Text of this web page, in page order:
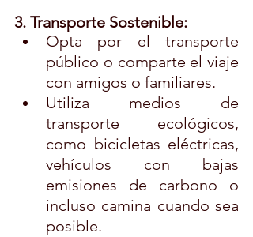
3. Transporte Sostenible:
Opta por el transporte
público o comparte el viaje
con amigos o familiares.
Utiliza medios de
transporte ecológicos,
como bicicletas eléctricas,
vehículos con bajas
emisiones de carbono o
incluso camina cuando sea
posible.